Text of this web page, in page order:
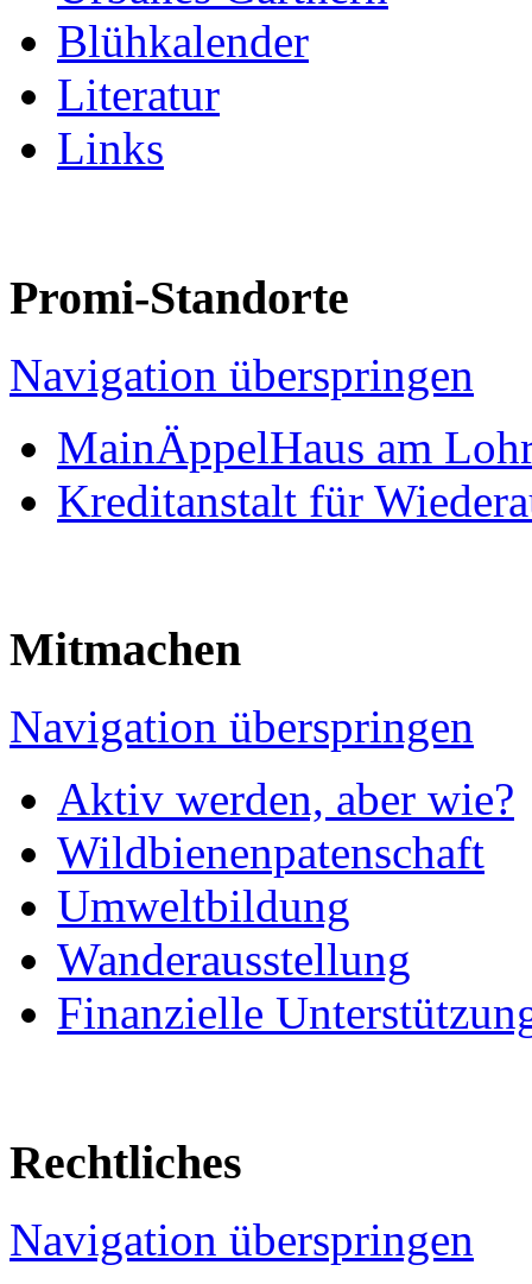
Blühkalender
Literatur
Links
Promi-Standorte
Navigation überspringen
MainÄppelHaus am
Kreditanstalt für
Mitmachen
Navigation überspringen
Aktiv werden, aber wie?
Wildbienenpatenschaft
Umweltbildung
Wanderausstellung
Finanzielle
Rechtliches
Navigation überspringen